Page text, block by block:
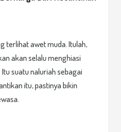
terlihat awet muda. Itulah,
akan selalu menghiasi
suatu naluriah sebagai
itu, pastinya bikin